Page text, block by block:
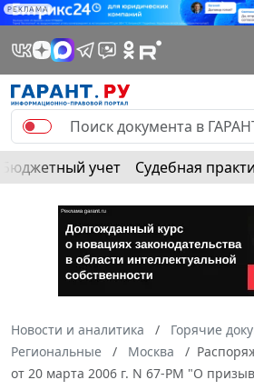
РЕКЛАМА
Бюджетный учет Судебная
Новости и аналитика
Горячие
Региональные
Москва
от 20 марта 2006 г. N 67-РМ "О